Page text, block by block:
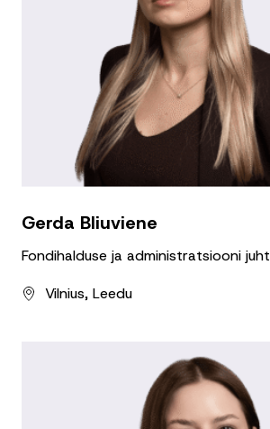
Gerda Bliuviene
Fondihalduse ja administratsiooni juht
Vilnius, Leedu